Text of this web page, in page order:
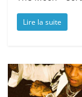
Lire la suite